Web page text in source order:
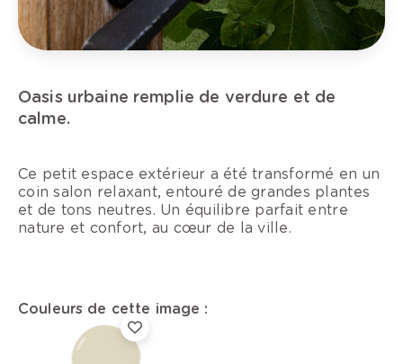
Oasis urbaine remplie de verdure et de
calme.
Ce petit espace extérieur a été transformé en un
coin salon relaxant, entouré de grandes plantes
et de tons neutres. Un équilibre parfait entre
nature et confort, au cœur de la ville.
Couleurs de cette image :